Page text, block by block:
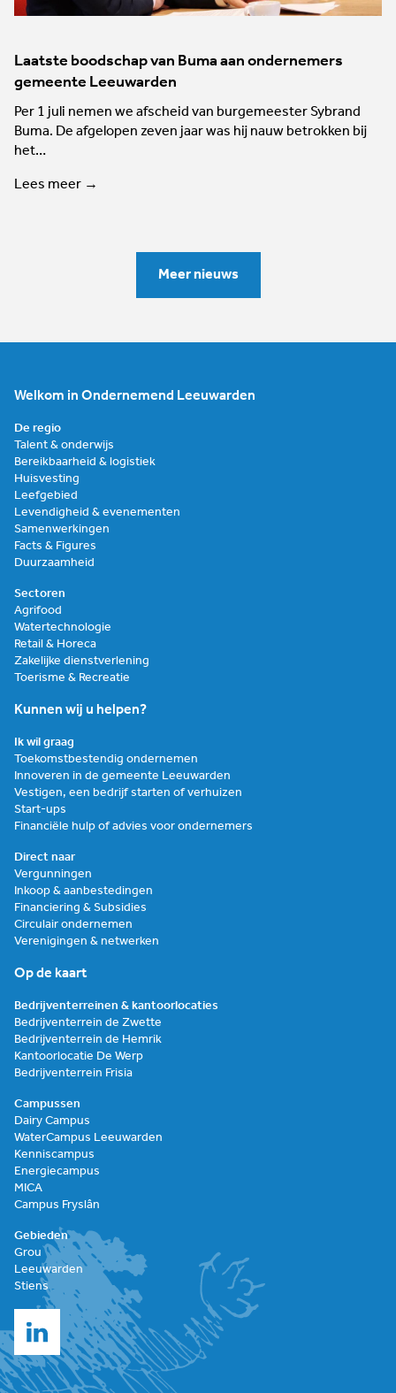
Laatste boodschap van Buma aan ondernemers
gemeente Leeuwarden
Per 1 juli nemen we afscheid van burgemeester Sybrand
Buma. De afgelopen zeven jaar was hij nauw betrokken bij
het…
Lees meer →
Meer nieuws
Welkom in Ondernemend Leeuwarden
De regio
Talent & onderwijs
Bereikbaarheid & logistiek
Huisvesting
Leefgebied
Levendigheid & evenementen
Samenwerkingen
Facts & Figures
Duurzaamheid
Sectoren
Agrifood
Watertechnologie
Retail & Horeca
Zakelijke dienstverlening
Toerisme & Recreatie
Kunnen wij u helpen?
Ik wil graag
Toekomstbestendig ondernemen
Innoveren in de gemeente Leeuwarden
Vestigen, een bedrijf starten of verhuizen
Start-ups
Financiële hulp of advies voor ondernemers
Direct naar
Vergunningen
Inkoop & aanbestedingen
Financiering & Subsidies
Circulair ondernemen
Verenigingen & netwerken
Op de kaart
Bedrijventerreinen & kantoorlocaties
Bedrijventerrein de Zwette
Bedrijventerrein de Hemrik
Kantoorlocatie De Werp
Bedrijventerrein Frisia
Campussen
Dairy Campus
WaterCampus Leeuwarden
Kenniscampus
Energiecampus
MICA
Campus Fryslân
Gebieden
Grou
Leeuwarden
Stiens